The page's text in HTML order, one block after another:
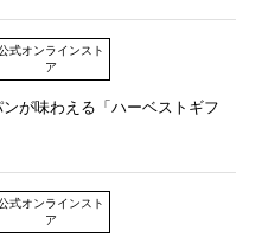
式オンラインスト
ア
が味わえる「ハーベストギフ
式オンラインスト
ア